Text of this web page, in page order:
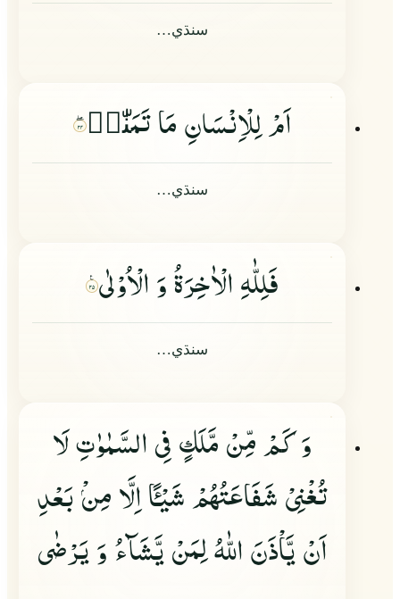
سنڌي…
اَمْ لِلْاِنْسَانِ مَا تَمَنّٰى٘ ۲۴
سنڌي…
فَلِلّٰهِ الْاٰخِرَةُ وَ الْاُوْلٰى ۲۵
سنڌي…
وَ كَمْ مِّنْ مَّلَكٍ فِی السَّمٰوٰتِ لَا
تُغْنِیْ شَفَاعَتُهُمْ شَیْـًٔا اِلَّا مِن ْ بَعْدِ
اَنْ یَّاْذَنَ اللّٰهُ لِمَنْ یَّشَآءُ وَ یَرْضٰى